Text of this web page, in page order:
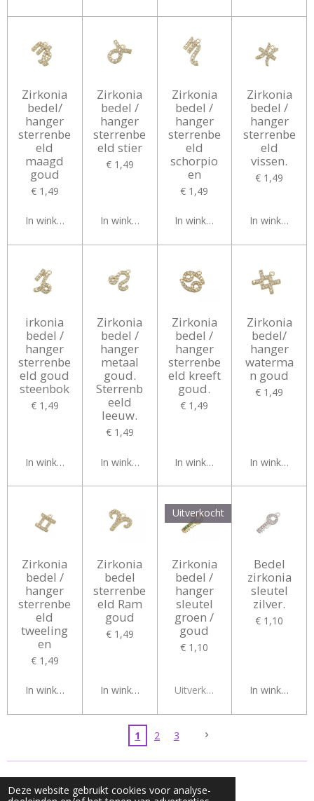
Deze website gebruikt cookies voor analyse-
Zirkonia
bedel/
hanger
sterrenbe
eld
maagd
goud
€ 1,49
In winkelwagen
Zirkonia
bedel /
hanger
sterrenbe
eld stier
€ 1,49
In winkelwagen
Zirkonia
bedel /
hanger
sterrenbe
eld
schorpio
en
€ 1,49
In winkelwagen
Zirkonia
bedel /
hanger
sterrenbe
eld
vissen.
€ 1,49
In
irkonia
bedel /
hanger
sterrenbe
eld goud
steenbok
€ 1,49
In winkelwagen
Zirkonia
bedel /
hanger
metaal
goud.
Sterrenb
eeld
leeuw.
€ 1,49
In winkelwagen
Zirkonia
bedel /
hanger
sterrenbe
eld kreeft
goud.
€ 1,49
In winkelwagen
Zirkonia
bedel/
hanger
waterma
n goud
€ 1,49
In
Zirkonia
bedel /
hanger
sterrenbe
eld
tweeling
en
€ 1,49
In winkelwagen
Zirkonia
bedel
sterrenbe
eld Ram
goud
€ 1,49
In winkelwagen
Uitverkocht
Zirkonia
bedel /
hanger
sleutel
groen /
goud
€ 1,10
Uitverkocht
Bedel
zirkonia
sleutel
zilver.
€ 1,10
In
1 2 3
© 2020 - 2026 Mycharms
Powered by JouwWeb